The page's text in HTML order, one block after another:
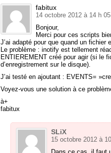
fabitux
14 octobre 2012 à 14 h
Bonjour,
Merci pour ces scripts
J’ai adapté pour que quand un
Le problème : inotify est tellement
ENTIEREMENT créé pour agir (si le
d’enregistrement sur le disque).
J’ai testé en ajoutant : EVENTS=
Voyez-vous une solution à ce
à+
fabitux
SLiX
15 octobre 2012 à